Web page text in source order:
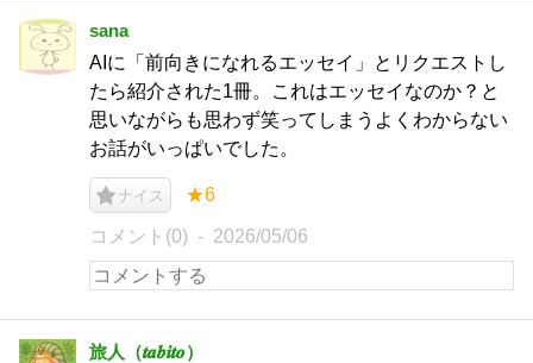
sana
AIに「前向きになれるエッセイ」とリクエストし
たら紹介された1冊。これはエッセイなのか？と
思いながらも思わず笑ってしまうよくわからない
お話がいっぱいでした。
ナイス ★6
コメント(0) 2026/05/06
旅人（𝒕𝒂𝒃𝒊𝒕𝒐）